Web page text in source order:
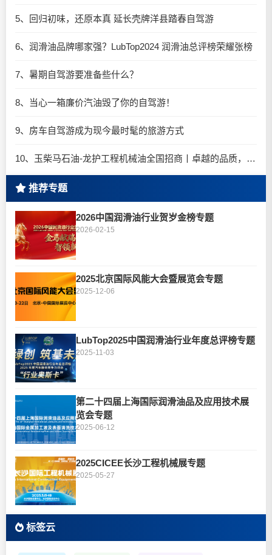
5、回归初味，还原本真 延长壳牌洋县踏春自驾游
6、润滑油品牌哪家强？LubTop2024 润滑油总评榜荣耀张榜
7、暑期自驾游要准备些什么？
8、当心一箱廉价汽油毁了你的自驾游！
9、房车自驾游成为现今最时髦的旅游方式
10、玉柴马石油-龙护工程机械油全国招商丨卓越的品质，专业的品牌！
推荐专题
2026中国润滑油行业贺岁金榜专题
2026-02-15
2025北京国际风能大会暨展览会专题
2025-12-06
LubTop2025中国润滑油行业年度总评榜专题
2025-11-03
第二十四届上海国际润滑油品及应用技术展
览会专题
2025-06-12
2025CICEE长沙工程机械展专题
2025-05-27
标签云